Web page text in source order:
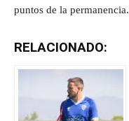
puntos de la permanencia.
RELACIONADO: